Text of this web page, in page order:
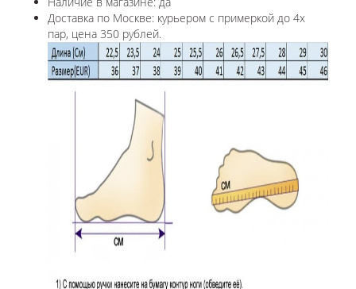
Доставка по Москве: курьером с примеркой до 4х
пар, цена 350 рублей.